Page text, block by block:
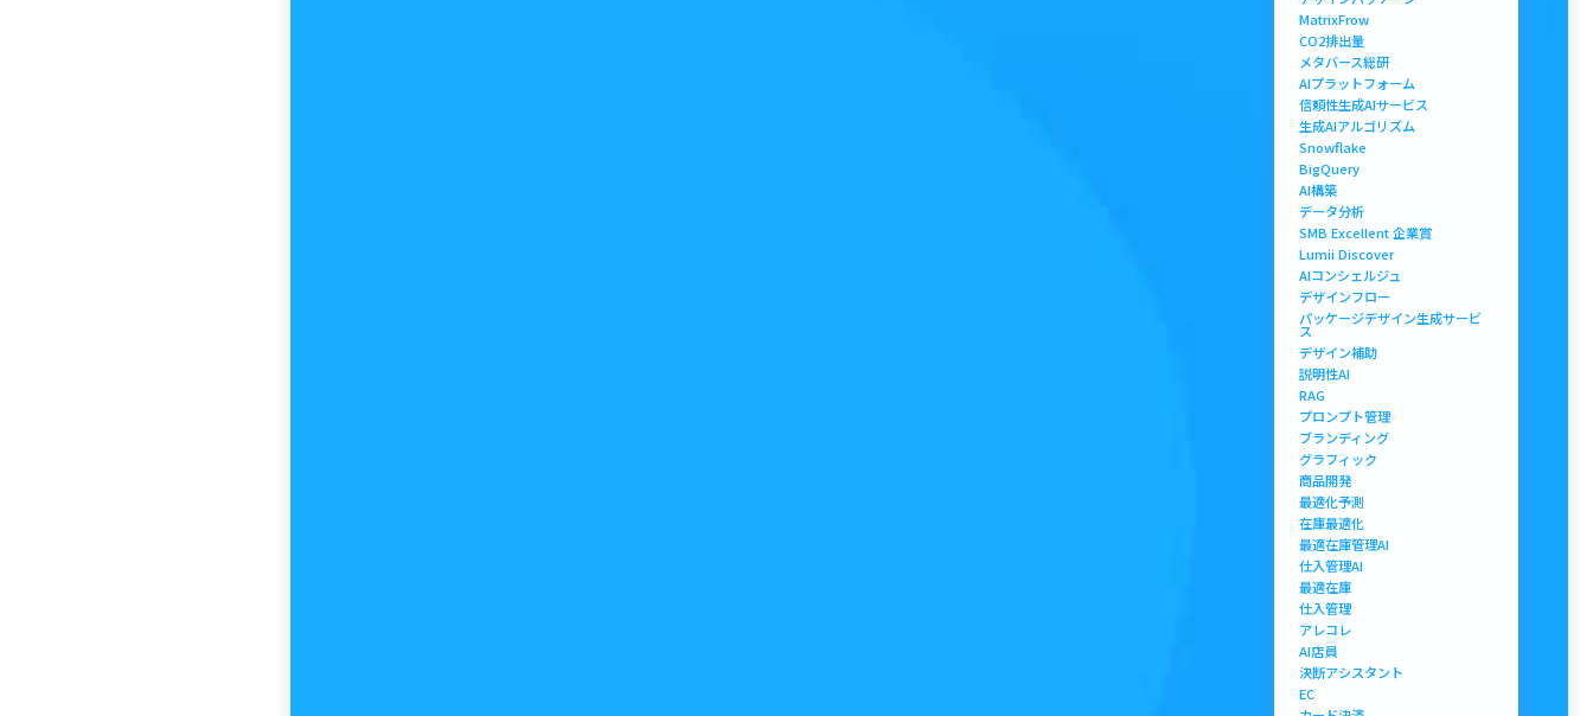
MatrixFrow
CO2排出量
メタバース総研
AIプラットフォーム
信頼性生成AIサービス
生成AIアルゴリズム
Snowflake
BigQuery
AI構築
データ分析
SMB Excellent 企業賞
Lumii Discover
AIコンシェルジュ
デザインフロー
パッケージデザイン生成サービ
ス
デザイン補助
説明性AI
RAG
プロンプト管理
ブランディング
グラフィック
商品開発
最適化予測
在庫最適化
最適在庫管理AI
仕入管理AI
最適在庫
仕入管理
アレコレ
AI店員
決断アシスタント
EC